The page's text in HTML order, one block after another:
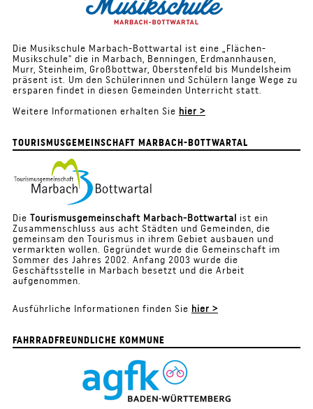
Die Musikschule Marbach-Bottwartal ist eine „Flächen-
Musikschule" die in Marbach, Benningen, Erdmannhausen,
Murr, Steinheim, Großbottwar, Oberstenfeld bis Mundelsheim
präsent ist. Um den Schülerinnen und Schülern lange Wege zu
ersparen findet in diesen Gemeinden Unterricht statt.
Weitere Informationen erhalten Sie hier >
TOURISMUSGEMEINSCHAFT MARBACH-BOTTWARTAL
Die Tourismusgemeinschaft Marbach-Bottwartal ist ein
Zusammenschluss aus acht Städten und Gemeinden, die
gemeinsam den Tourismus in ihrem Gebiet ausbauen und
vermarkten wollen. Gegründet wurde die Gemeinschaft im
Sommer des Jahres 2002. Anfang 2003 wurde die
Geschäftsstelle in Marbach besetzt und die Arbeit
aufgenommen.
Ausführliche Informationen finden Sie hier >
FAHRRADFREUNDLICHE KOMMUNE